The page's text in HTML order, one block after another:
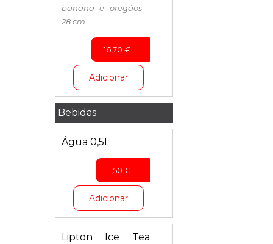
banana e oregãos -
28 cm
16,70 €
Adicionar
Bebidas
Água 0,5L
1,50 €
Adicionar
Lipton Ice Tea